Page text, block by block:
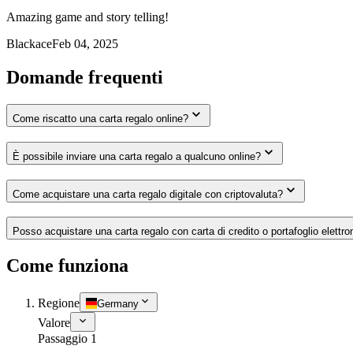
Amazing game and story telling!
BlackaceFeb 04, 2025
Domande frequenti
Come riscatto una carta regalo online?
È possibile inviare una carta regalo a qualcuno online?
Come acquistare una carta regalo digitale con criptovaluta?
Posso acquistare una carta regalo con carta di credito o portafoglio
Come funziona
Regione Germany
Valore
Passaggio 1